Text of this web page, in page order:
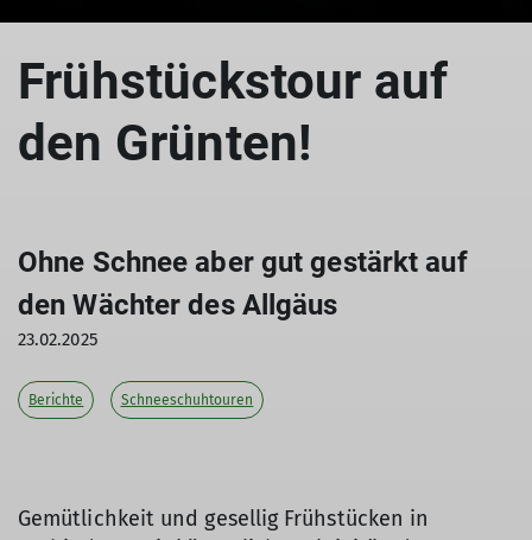
Frühstückstour auf
den Grünten!
Ohne Schnee aber gut gestärkt auf
den Wächter des Allgäus
23.02.2025
Berichte Schneeschuhtouren
Gemütlichkeit und gesellig Frühstücken in